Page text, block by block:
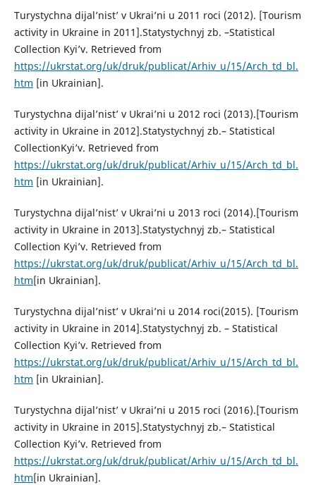
Turystychna dijal’nist’ v Ukrai’ni u 2011 roci (2012). [Tourism
activity in Ukraine in 2011].Statystychnyj zb. –Statistical
Collection Kyi’v. Retrieved from
https://ukrstat.org/uk/druk/publicat/Arhiv_u/15/Arch_td_bl.
htm [in Ukrainian].
Turystychna dijal’nist’ v Ukrai’ni u 2012 roci (2013).[Tourism
activity in Ukraine in 2012].Statystychnyj zb.– Statistical
CollectionKyi’v. Retrieved from
https://ukrstat.org/uk/druk/publicat/Arhiv_u/15/Arch_td_bl.
htm [in Ukrainian].
Turystychna dijal’nist’ v Ukrai’ni u 2013 roci (2014).[Tourism
activity in Ukraine in 2013].Statystychnyj zb.– Statistical
Collection Kyi’v. Retrieved from
https://ukrstat.org/uk/druk/publicat/Arhiv_u/15/Arch_td_bl.
htm[in Ukrainian].
Turystychna dijal’nist’ v Ukrai’ni u 2014 roci(2015). [Tourism
activity in Ukraine in 2014].Statystychnyj zb. – Statistical
Collection Kyi’v. Retrieved from
https://ukrstat.org/uk/druk/publicat/Arhiv_u/15/Arch_td_bl.
htm [in Ukrainian].
Turystychna dijal’nist’ v Ukrai’ni u 2015 roci (2016).[Tourism
activity in Ukraine in 2015].Statystychnyj zb.– Statistical
Collection Kyi’v. Retrieved from
https://ukrstat.org/uk/druk/publicat/Arhiv_u/15/Arch_td_bl.
htm[in Ukrainian].